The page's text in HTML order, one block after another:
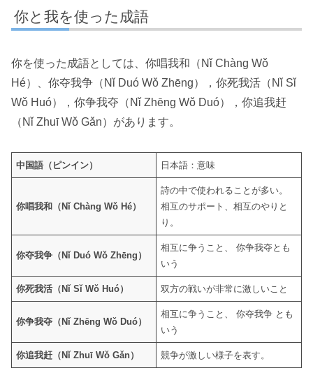
你と我を使った成語
你を使った成語としては、你唱我和（Nǐ Chàng Wǒ
Hé）、你夺我争（Nǐ Duó Wǒ Zhēng），你死我活（Nǐ Sǐ
Wǒ Huó），你争我夺（Nǐ Zhēng Wǒ Duó），你追我赶
（Nǐ Zhuī Wǒ Gǎn）があります。
中国語（ピンイン） 日本語：意味
你唱我和（Nǐ Chàng Wǒ Hé）
詩の中で使われることが多い。
相互のサポート、相互のやりと
り。
你夺我争（Nǐ Duó Wǒ Zhēng）
相互に争うこと、 你争我夺とも
いう
你死我活（Nǐ Sǐ Wǒ Huó） 双方の戦いが非常に激しいこと
你争我夺（Nǐ Zhēng Wǒ Duó）
相互に争うこと、 你夺我争 とも
いう
你追我赶（Nǐ Zhuī Wǒ Gǎn） 競争が激しい様子を表す。